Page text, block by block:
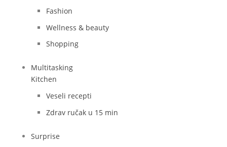
Fashion
Wellness & beauty
Shopping
Multitasking
Kitchen
Veseli recepti
Zdrav ručak u 15 min
Surprise